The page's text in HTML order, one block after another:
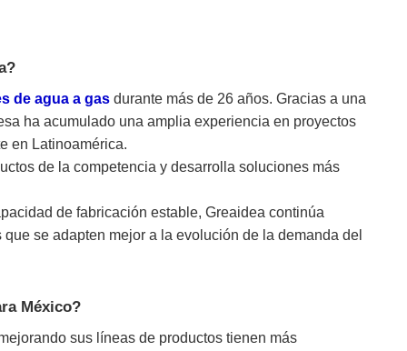
de agua a gas durante más de 26 años. Gracias a una
ha acumulado una amplia experiencia en proyectos
en Latinoamérica.
de la competencia y desarrolla soluciones más
de fabricación estable, Greaidea continúa
se adapten mejor a la evolución de la demanda del
México?
sus líneas de productos tienen más